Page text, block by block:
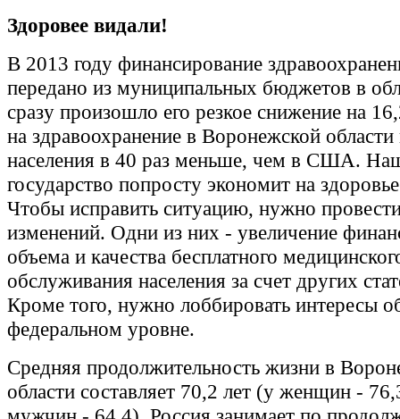
Здоровее видали!
В 2013 году финансирование
передано из муниципальных бюджетов в
сразу произошло его резкое снижение на
на здравоохранение в Воронежской
населения в 40 раз меньше, чем в США.
государство попросту экономит на
Чтобы исправить ситуацию, нужно
изменений. Одни из них - увеличение
объема и качества бесплатного
обслуживания населения за счет других
Кроме того, нужно лоббировать интересы
федеральном уровне.
Средняя продолжительность жизни в
области составляет 70,2 лет (у женщин -